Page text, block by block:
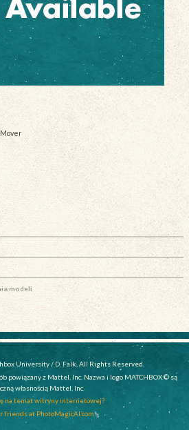
modeli
University / D. Falk, All Rights Reserved.
powiązany z Mattel, Inc. Nazwa i logo MATCHBOX © są
własnością Mattel, Inc.
na temat witryny internetowej?
friends at PhotoMagicAI.com